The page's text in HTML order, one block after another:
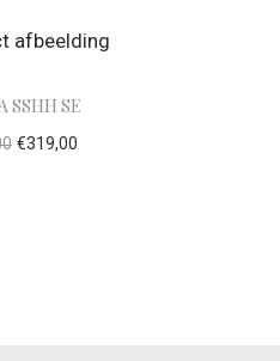
SSHH SE
€319,00